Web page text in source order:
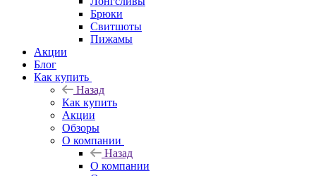
Брюки
Свитшоты
Пижамы
Акции
Блог
Как купить
Назад
Как купить
Акции
Обзоры
О компании
Назад
О компании